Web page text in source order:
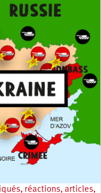
réactions, articles,